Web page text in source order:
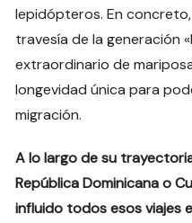
lepidópteros. En
travesía de la generación
extraordinario de
longevidad única para
migración.
A lo largo de su
República Dominicana o
influido todos esos viajes